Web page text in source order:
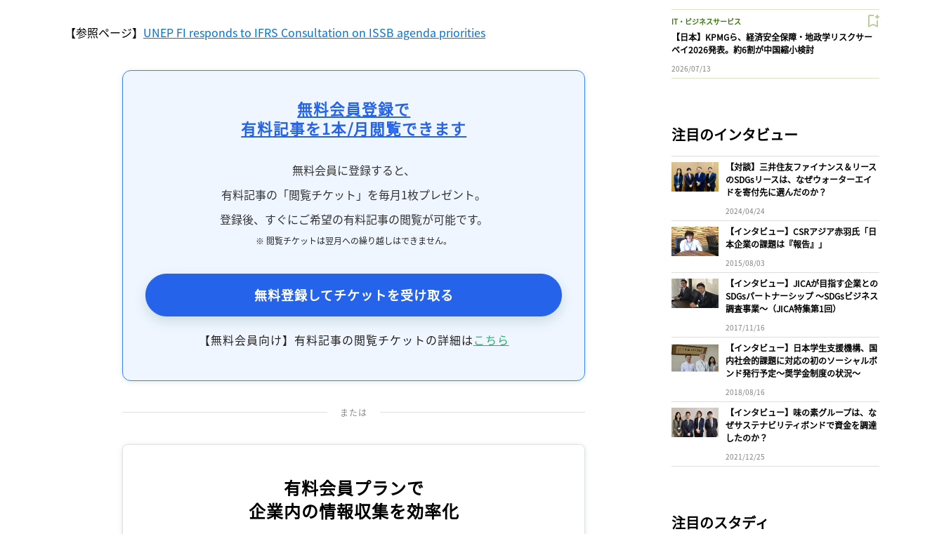
【参照ページ】 UNEP FI responds to IFRS Consultation on ISSB agenda priorities
無料会員登録で
有料記事を1本/月閲覧できます
無料会員に登録すると、
有料記事の「閲覧チケット」を毎月1枚プレゼント。
登録後、すぐにご希望の有料記事の閲覧が可能です。
※ 閲覧チケットは翌月への繰り越しはできません。
無料登録してチケットを受け取る
【無料会員向け】有料記事の閲覧チケットの詳細はこちら
または
有料会員プランで
企業内の情報収集を効率化
IT・ビジネスサービス
【日本】KPMGら、経済安全保障・地政学リスクサー
ベイ2026発表。約6割が中国縮小検討
2026/07/13
注目のインタビュー
【対談】三井住友ファイナンス＆リース
のSDGsリースは、なぜウォーターエイ
ドを寄付先に選んだのか？
2024/04/24
【インタビュー】CSRアジア赤羽氏「日
本企業の課題は『報告』」
2015/08/03
【インタビュー】JICAが目指す企業との
SDGsパートナーシップ 〜SDGsビジネス
調査事業〜（JICA特集第1回）
2017/11/16
【インタビュー】日本学生支援機構、国
内社会的課題に対応の初のソーシャルボ
ンド発行予定〜奨学金制度の状況〜
2018/08/16
【インタビュー】味の素グループは、な
ぜサステナビリティボンドで資金を調達
したのか？
2021/12/25
注目のスタディ
記事をお気に入りに保存するには
ログインが必要です
会員登録